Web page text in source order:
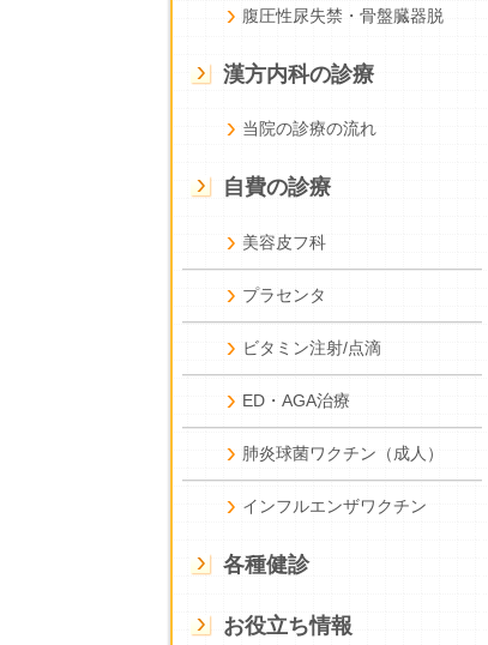
腹圧性尿失禁・骨盤臓器脱
漢方内科の診療
当院の診療の流れ
自費の診療
美容皮フ科
プラセンタ
ビタミン注射/点滴
ED・AGA治療
肺炎球菌ワクチン（成人）
インフルエンザワクチン
各種健診
お役立ち情報